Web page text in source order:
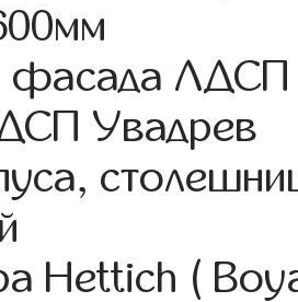
фасада ЛДСП
Увадрев
Hettich (